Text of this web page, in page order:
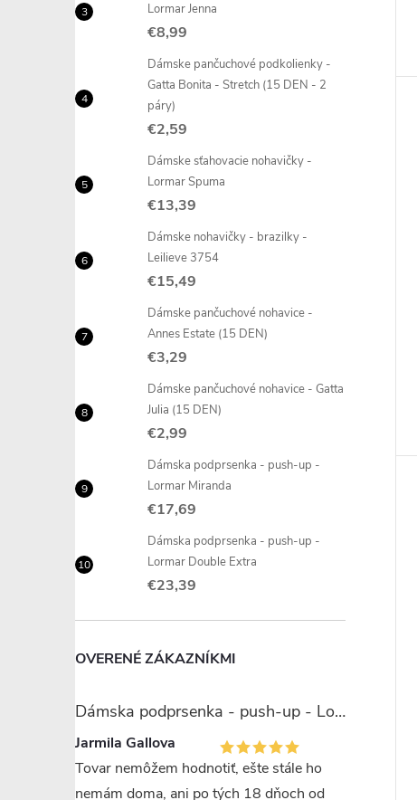
Lormar Jenna
€8,99
Dámske pančuchové podkolienky -
Gatta Bonita - Stretch (15 DEN - 2
páry)
€2,59
Dámske sťahovacie nohavičky -
Lormar Spuma
€13,39
Dámske nohavičky - brazilky -
Leilieve 3754
€15,49
Dámske pančuchové nohavice -
Annes Estate (15 DEN)
€3,29
Dámske pančuchové nohavice - Gatta
Julia (15 DEN)
€2,99
Dámska podprsenka - push-up -
Lormar Miranda
€17,69
Dámska podprsenka - push-up -
Lormar Double Extra
€23,39
OVERENÉ ZÁKAZNÍKMI
Dámska podprsenka - push-up - Lormar Miranda
Jarmila Gallova
Tovar nemôžem hodnotiť, ešte stále ho
nemám doma, ani po tých 18 dňoch od